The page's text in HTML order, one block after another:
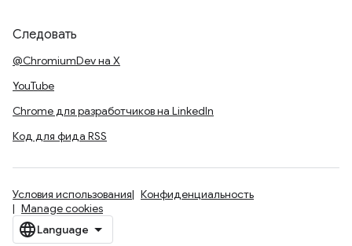
Следовать
@ChromiumDev на X
YouTube
Chrome для разработчиков на LinkedIn
Код для фида RSS
Условия использования
Конфиденциальность
Manage cookies